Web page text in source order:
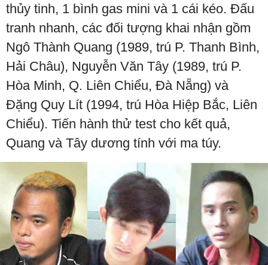
thủy tinh, 1 bình gas mini và 1 cái kéo. Đấu
tranh nhanh, các đối tượng khai nhận gồm
Ngô Thành Quang (1989, trú P. Thanh Bình,
Hải Châu), Nguyễn Văn Tây (1989, trú P.
Hòa Minh, Q. Liên Chiểu, Đà Nẵng) và
Đặng Quy Lít (1994, trú Hòa Hiệp Bắc, Liên
Chiểu). Tiến hành thử test cho kết quả,
Quang và Tây dương tính với ma túy.